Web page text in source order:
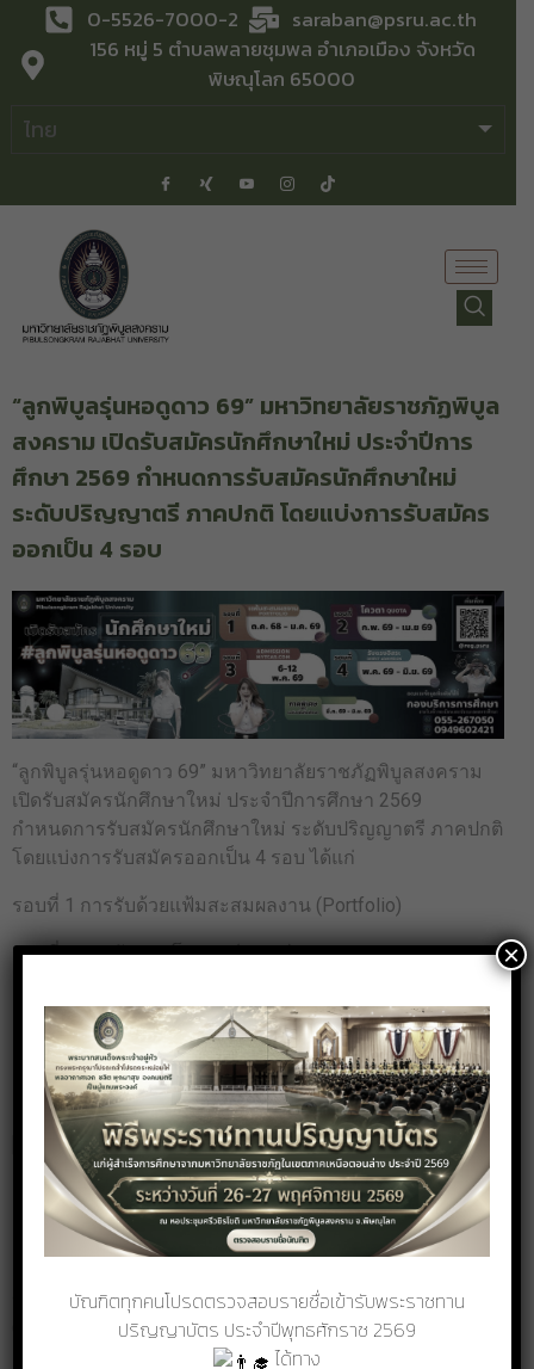
Toggle
Toggle
0-5526-7000-2
saraban@psru.ac.th
156 หมู่ 5 ตำบลพลายชุมพล อำเภอเมือง จังหวัด
พิษณุโลก 65000
“ลูกพิบูลรุ่นหอดูดาว 69” มหาวิทยาลัยราชภัฏพิบูล
สงคราม เปิดรับสมัครนักศึกษาใหม่ ประจำปีการ
ศึกษา 2569 กำหนดการรับสมัครนักศึกษาใหม่
ระดับปริญญาตรี ภาคปกติ โดยแบ่งการรับสมัคร
ออกเป็น 4 รอบ
“ลูกพิบูลรุ่นหอดูดาว 69” มหาวิทยาลัยราชภัฏพิบูลสงคราม
เปิดรับสมัครนักศึกษาใหม่ ประจำปีการศึกษา 2569
กำหนดการรับสมัครนักศึกษาใหม่ ระดับปริญญาตรี ภาคปกติ
โดยแบ่งการรับสมัครออกเป็น 4 รอบ ได้แก่
รอบที่ 1 การรับด้วยแฟ้มสะสมผลงาน (Portfolio)
รอบที่ 2 การรับแบบโควตา (Quota)
รอบที่ 3 Admission (สมัครผ่านเว็บไซต์ mytcas.com)
รอบที่ 4 การรับตรงอิสระ (Direct Admission)
ผู้สนใจสามารถสมัครผ่านระบบออนไลน์ได้ที่
[เว็บไซต์กองบริการการศึกษา](https://reg.psru.ac.th
ค่าธรรมเนียมการสมัครเพียง 250 บาท สอบถามรายละเอียด
เพิ่มเติมได้ที่
ศึกษา มรพส. โทร. 0-5526-7050, 09-4960-2421 หรือ Line:
บัณฑิตทุกคนโปรดตรวจสอบรายชื่อเข้ารับพระราชทาน
ปริญญาบัตร ประจำปีพุทธศักราช 2569
ได้ทาง
×